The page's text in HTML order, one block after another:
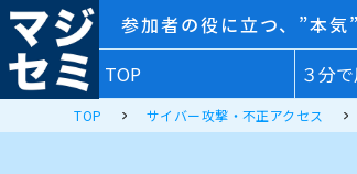
参加者の役に立つ、”本気
TOP
３分
TOP サイバー攻撃・不正アクセス